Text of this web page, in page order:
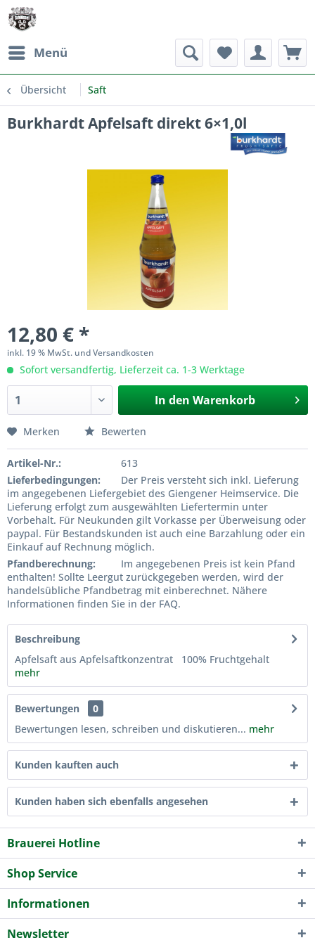
Menü
Übersicht Saft
Burkhardt Apfelsaft direkt 6×1,0l
12,80 € *
inkl. 19 % MwSt. und Versandkosten
Sofort versandfertig, Lieferzeit ca. 1-3 Werktage
In den Warenkorb
Merken Bewerten
Artikel-Nr.:
613
Lieferbedingungen:
Der Preis versteht sich inkl. Lieferung
im angegebenen Liefergebiet des Giengener Heimservice. Die
Lieferung erfolgt zum ausgewählten Liefertermin unter
Vorbehalt. Für Neukunden gilt Vorkasse per Überweisung oder
paypal. Für Bestandskunden ist auch eine Barzahlung oder ein
Einkauf auf Rechnung möglich.
Pfandberechnung:
Im angegebenen Preis ist kein Pfand
enthalten! Sollte Leergut zurückgegeben werden, wird der
handelsübliche Pfandbetrag mit einberechnet. Nähere
Informationen finden Sie in der FAQ.
Beschreibung
Apfelsaft aus Apfelsaftkonzentrat 100% Fruchtgehalt
mehr
Bewertungen
0
Bewertungen lesen, schreiben und diskutieren... mehr
Kunden kauften auch
Kunden haben sich ebenfalls angesehen
Brauerei Hotline
Shop Service
Informationen
Newsletter